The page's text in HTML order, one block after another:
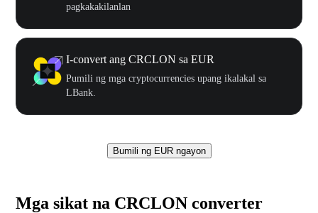
pagkakakilanlan
I-convert ang CRCLON sa EUR
Pumili ng mga cryptocurrencies upang ikalakal sa
LBank.
Bumili ng EUR ngayon
Mga sikat na CRCLON converter